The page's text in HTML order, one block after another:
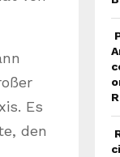
Es
den